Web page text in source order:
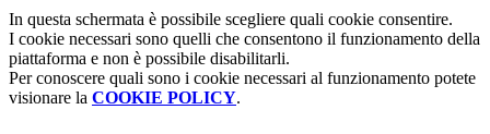
In questa schermata è possibile scegliere quali cookie consentire.
I cookie necessari sono quelli che consentono il funzionamento della
piattaforma e non è possibile disabilitarli.
Per conoscere quali sono i cookie necessari al funzionamento potete
visionare la COOKIE POLICY.